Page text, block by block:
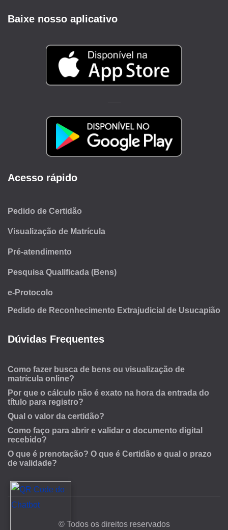
Baixe nosso aplicativo
Acesso rápido
Pedido de Certidão
Visualização de Matrícula
Pré-atendimento
Pesquisa Qualificada (Bens)
e-Protocolo
Pedido de Reconhecimento Extrajudicial de Usucapião
Dúvidas Frequentes
Como fazer busca de bens ou visualização de
matrícula online?
Por que o cálculo não é exato na hora da entrada do
título para registro?
Qual o valor da certidão?
Como faço para abrir e validar o documento digital
recebido?
O que é prenotação? O que é Certidão e qual o prazo
de validade?
© Todos os direitos reservados